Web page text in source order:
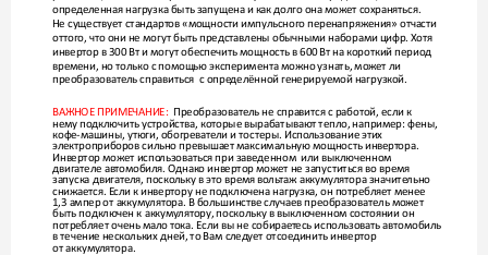
определенная нагрузка быть запущена и как долго она может сохраняться.
Не существует стандартов «мощности импульсного перенапряжения» отчасти
оттого, что они не могут быть представлены обычными наборами цифр. Хотя
инвертор в 300 Вт и могут обеспечить мощность в 600 Вт на короткий период
времени, но только с помощью эксперимента можно узнать, может ли
преобразователь справиться  с определённой генерируемой нагрузкой.
ВАЖНОЕ ПРИМЕЧАНИЕ: Преобразователь не справится с работой, если к
нему подключить устройства, которые вырабатывают тепло, например: фены,
кофе-машины, утюги, обогреватели и тостеры. Использование этих
электроприборов сильно превышает максимальную мощность инвертора.
Инвертор может использоваться при заведенном  или выключенном
двигателе автомобиля. Однако инвертор может не запуститься во время
запуска двигателя, поскольку в это время вольтаж аккумулятора значительно
снижается. Если к инвертору не подключена нагрузка, он потребляет менее
1,3 ампер от аккумулятора. В большинстве случаев преобразователь может
быть подключен к аккумулятору, поскольку в выключенном состоянии он
потребляет очень мало тока. Если вы не собираетесь использовать автомобиль
в течение нескольких дней, то Вам следует отсоединить инвертор
от аккумулятора.